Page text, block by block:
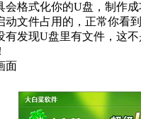
会格式化你的U盘，制作
动文件占用的，正常你看
有发现U盘里有文件，这
面